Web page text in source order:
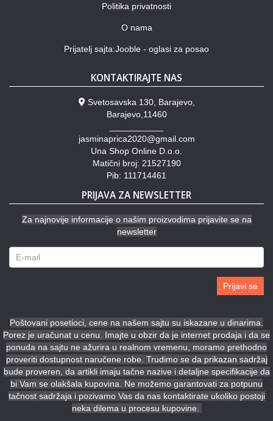
Politika privatnosti
O nama
Prijatelj sajta:Jooble - oglasi za posao
KONTAKTIRAJTE NAS
Svetosavska 130, Barajevo,
Barajevo,11460
jasminaprica2020@gmail.com
Una Shop Online D.o.o.
Matični broj: 21527190
Pib: 111714461
PRIJAVA ZA NEWSLETTER
Za najnovije informacije o našim proizvodima prijavite se na
newsletter
Prijavi se
Poštovani posetioci, cene na našem sajtu su iskazane u dinarima.
Porez je uračunat u cenu. Imajte u obzir da je internet prodaja i da se
ponuda na sajtu ne ažurira u realnom vremenu, moramo prethodno
proveriti dostupnost naručene robe. Trudimo se da prikazan sadržaj
bude proveren, da artikli imaju tačne nazive i detaljne specifikacije da
bi Vam se olakšala kupovina. Ne možemo garantovati za potpunu
tačnost sadržaja i pozivamo Vas da nas kontaktirate ukoliko postoji
neka dilema u procesu kupovine.